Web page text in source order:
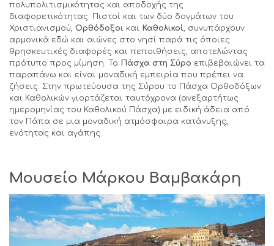
πολυπολιτισμικότητας και αποδοχής της
διαφορετικότητας. Πιστοί και των δύο δογμάτων του
Χριστιανισμού, Ορθόδοξοι και Καθολικοί, συνυπάρχουν
αρμονικά εδώ και αιώνες στο νησί παρά τις όποιες
θρησκευτικές διαφορές και πεποιθήσεις, αποτελώντας
πρότυπο προς μίμηση. Το Πάσχα στη Σύρο επιβεβαιώνει τα
παραπάνω και είναι μοναδική εμπειρία που πρέπει να
ζήσεις. Στην πρωτεύουσα της Σύρου το Πάσχα Ορθοδόξων
και Καθολικών γιορτάζεται ταυτόχρονα (ανεξαρτήτως
ημερομηνίας του Καθολικού Πάσχα) με ειδική άδεια από
τον Πάπα σε μια μοναδική ατμόσφαιρα κατάνυξης,
ενότητας και αγάπης.
Μουσείο Μάρκου Βαμβακάρη